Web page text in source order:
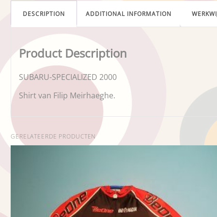
DESCRIPTION ADDITIONAL INFORMATION
Product Description
SUBARU-SPECIALIZED 2000
Shirt van Filip Meirhaeghe.
GERELATEERDE PRODUCTEN